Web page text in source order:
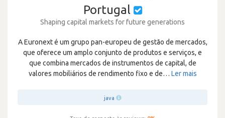
Portugal
Shaping capital markets for future generations
A Euronext é um grupo pan-europeu de gestão de mercados,
que oferece um amplo conjunto de produtos e serviços, e
que combina mercados de instrumentos de capital, de
valores mobiliários de rendimento fixo e de… Ler mais
java